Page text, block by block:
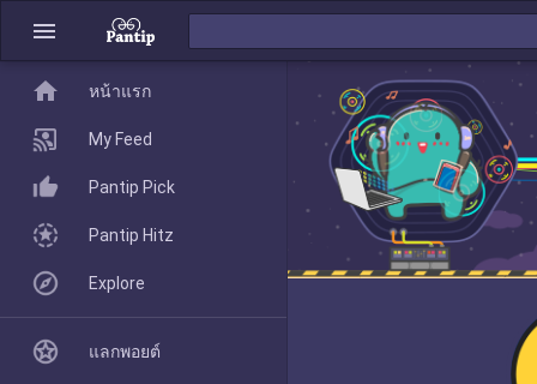
menu
home
Pantip Pick
home หน้าแรก
My Feed
Pantip Pick
Pantip Hitz
Explore
แลกพอยต์